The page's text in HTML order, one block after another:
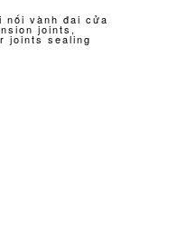
nối vành đai cửa
joints,
joints sealing